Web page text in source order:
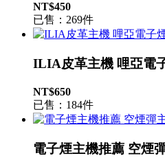
NT$450
已售：269件
ILIA皮革主機 哩亞電
NT$650
已售：184件
電子煙主機推薦 空煙